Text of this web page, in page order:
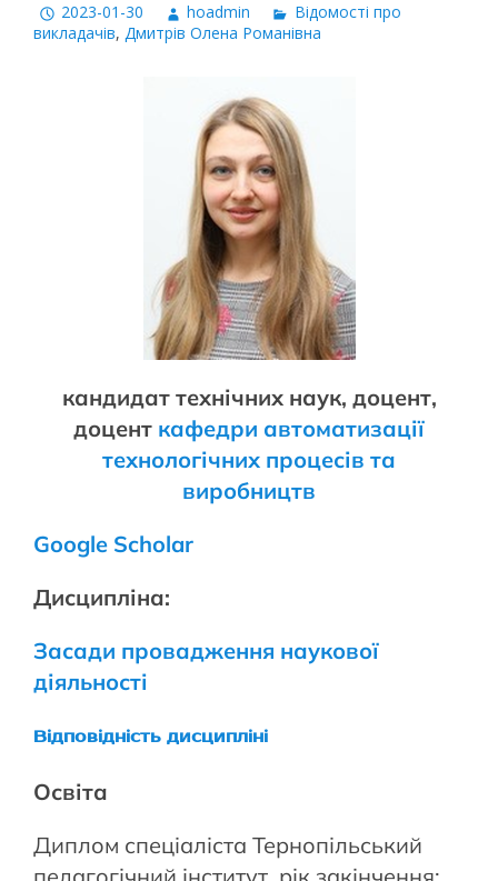
2023-01-30 hoadmin
Відомості про
викладачів, Дмитрів Олена Романівна
кандидат технічних наук, доцент,
доцент кафедри автоматизації
технологічних процесів та
виробництв
Google Scholar
Дисципліна:
Засади провадження наукової
діяльності
Відповідність дисципліні
Освіта
Диплом спеціаліста Тернопільський